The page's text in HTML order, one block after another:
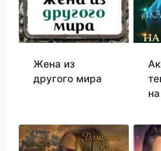
Жена из
другого мира